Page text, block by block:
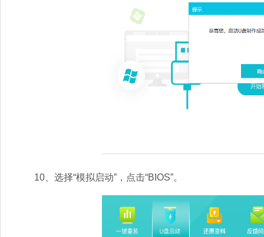
10、选择“模拟启动”，点击“BIOS”。